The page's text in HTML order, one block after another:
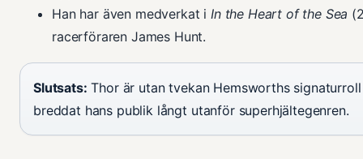
Han har även medverkat i In the Heart of the Sea
racerföraren James Hunt.
Slutsats: Thor är utan tvekan Hemsworths
breddat hans publik långt utanför superhjältegenren.